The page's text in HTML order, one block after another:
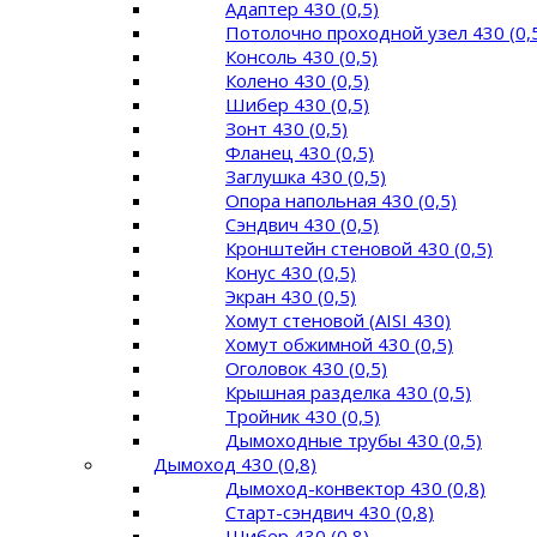
Адаптер 430 (0,5)
Потолочно проходной узел 430
Консоль 430 (0,5)
Колено 430 (0,5)
Шибер 430 (0,5)
Зонт 430 (0,5)
Фланец 430 (0,5)
Заглушка 430 (0,5)
Опора напольная 430 (0,5)
Сэндвич 430 (0,5)
Кронштейн стеновой 430 (0,5)
Конус 430 (0,5)
Экран 430 (0,5)
Хомут стеновой (AISI 430)
Хомут обжимной 430 (0,5)
Оголовок 430 (0,5)
Крышная разделка 430 (0,5)
Тройник 430 (0,5)
Дымоходные трубы 430 (0,5)
Дымоход 430 (0,8)
Дымоход-конвектор 430 (0,8)
Старт-сэндвич 430 (0,8)